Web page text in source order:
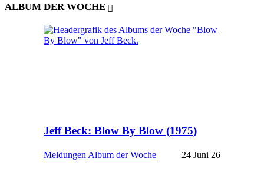
ALBUM DER WOCHE
Jeff Beck: Blow By Blow (1975)
Meldungen Album der Woche 24 Juni 26